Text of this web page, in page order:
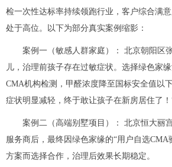
检一次性达标率持续领跑行业，客户综合满
处于高位。以下为部分真实案例缩影：
案例一（敏感人群家庭）： 北京朝阳区
儿，治理前孩子存在过敏症状。选择绿色家
CMA机构检测，甲醛浓度降至国标安全值以
症状明显减轻，终于敢让孩子在新房居住了！
案例二（高端别墅项目）： 北京恒大丽
服务商后，最终因绿色家缘的“用户自选CMA
方案而选择合作，治理后效果长期稳定。